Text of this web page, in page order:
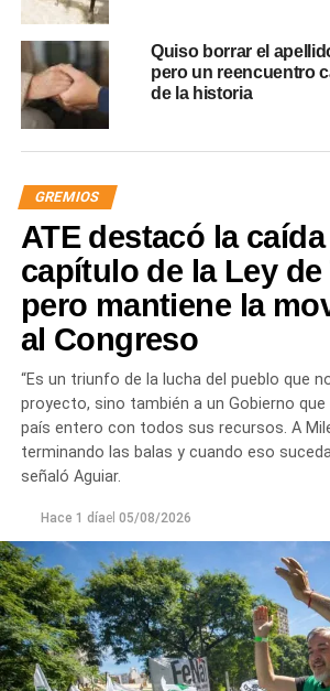
Quiso borrar el
pero un reencuentro
de la historia
GREMIOS
ATE destacó la caída
capítulo de la Ley de
pero mantiene la
al Congreso
“Es un triunfo de la lucha del pueblo que
proyecto, sino también a un Gobierno que
país entero con todos sus recursos. A
terminando las balas y cuando eso
señaló Aguiar.
Hace 1 díael 05/08/2026